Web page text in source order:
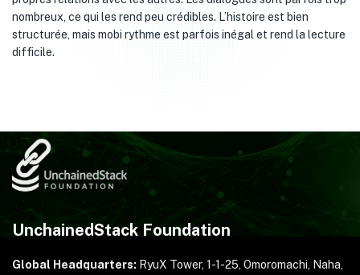
nombreux, ce qui les rend peu crédibles. L’histoire est bien
structurée, mais mobi rythme est parfois inégal et rend la lecture
difficile.
UnchainedStack Foundation
Global Headquarters: RyuX Tower, 1-1-25, Omoromachi, Naha,